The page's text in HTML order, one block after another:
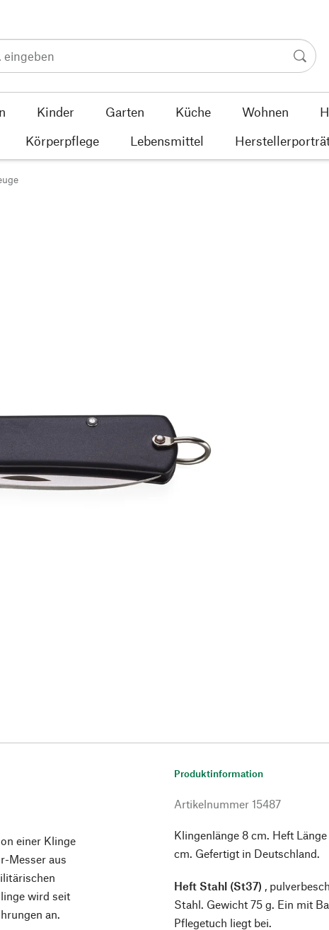
Kinder Garten Küche Wohnen
Körperpflege Lebensmittel
einer Klinge
Messer aus
wird seit
an.
Produktinformation
Artikelnummer 15487
Klingenlänge 8 cm. Heft
cm. Gefertigt in Deutschland.
Heft Stahl (St37) ,
Stahl. Gewicht 75 g. Ein mit
Pflegetuch liegt bei.